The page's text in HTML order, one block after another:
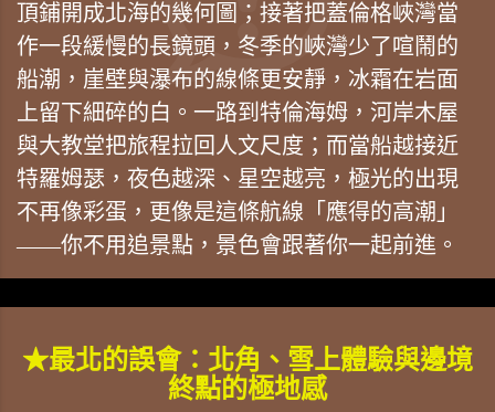
頂鋪開成北海的幾何圖；接著把蓋倫格峽灣當
作一段緩慢的長鏡頭，冬季的峽灣少了喧鬧的
船潮，崖壁與瀑布的線條更安靜，冰霜在岩面
上留下細碎的白。一路到特倫海姆，河岸木屋
與大教堂把旅程拉回人文尺度；而當船越接近
特羅姆瑟，夜色越深、星空越亮，極光的出現
不再像彩蛋，更像是這條航線「應得的高潮」
——你不用追景點，景色會跟著你一起前進。
★最北的誤會：北角、雪上體驗與邊境
終點的極地感